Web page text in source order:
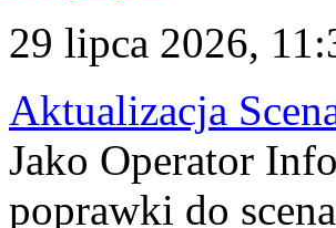
29 lipca 2026,
Aktualizacja
Jako Operator
poprawki do